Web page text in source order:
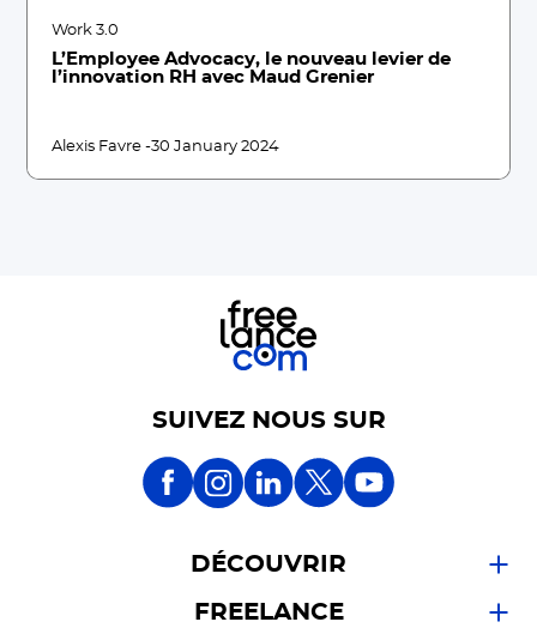
Work 3.0
L’Employee Advocacy, le nouveau levier de
l’innovation RH avec Maud Grenier
Alexis Favre -30 January 2024
SUIVEZ NOUS SUR
DÉCOUVRIR
FREELANCE